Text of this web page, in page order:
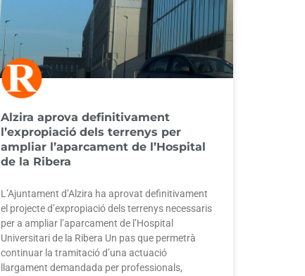
Alzira aprova definitivament
l’expropiació dels terrenys per
ampliar l’aparcament de l’Hospital
de la Ribera
L’Ajuntament d’Alzira ha aprovat definitivament
el projecte d’expropiació dels terrenys necessaris
per a ampliar l’aparcament de l’Hospital
Universitari de la Ribera Un pas que permetrà
continuar la tramitació d’una actuació
llargament demandada per professionals,